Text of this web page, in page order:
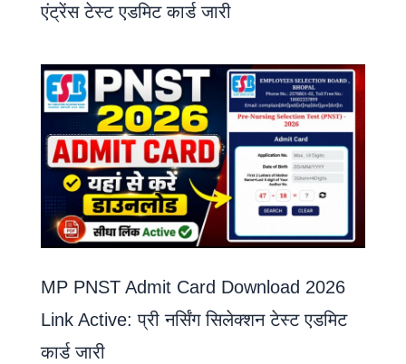
एंट्रेंस टेस्ट एडमिट कार्ड जारी
MP PNST Admit Card Download 2026
Link Active: प्री नर्सिंग सिलेक्शन टेस्ट एडमिट
कार्ड जारी